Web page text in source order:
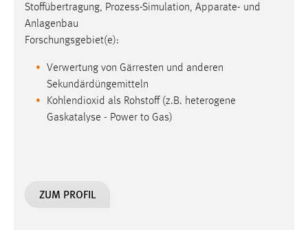
Stoffübertragung, Prozess-Simulation, Apparate- und
Anlagenbau
Forschungsgebiet(e):
Verwertung von Gärresten und anderen
Sekundärdüngemitteln
Kohlendioxid als Rohstoff (z.B. heterogene
Gaskatalyse - Power to Gas)
ZUM PROFIL